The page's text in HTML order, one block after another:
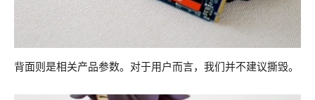
背面则是相关产品参数。对于用户而言，我们并不建议撕毁。